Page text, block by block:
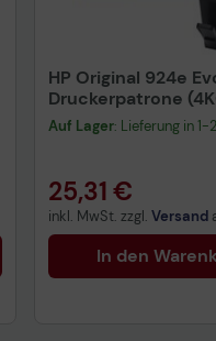
HP Original 924e
Druckerpatrone
gelb
Auf Lager: Lieferung in
25,31 €
inkl. MwSt. zzgl. Versand
In den